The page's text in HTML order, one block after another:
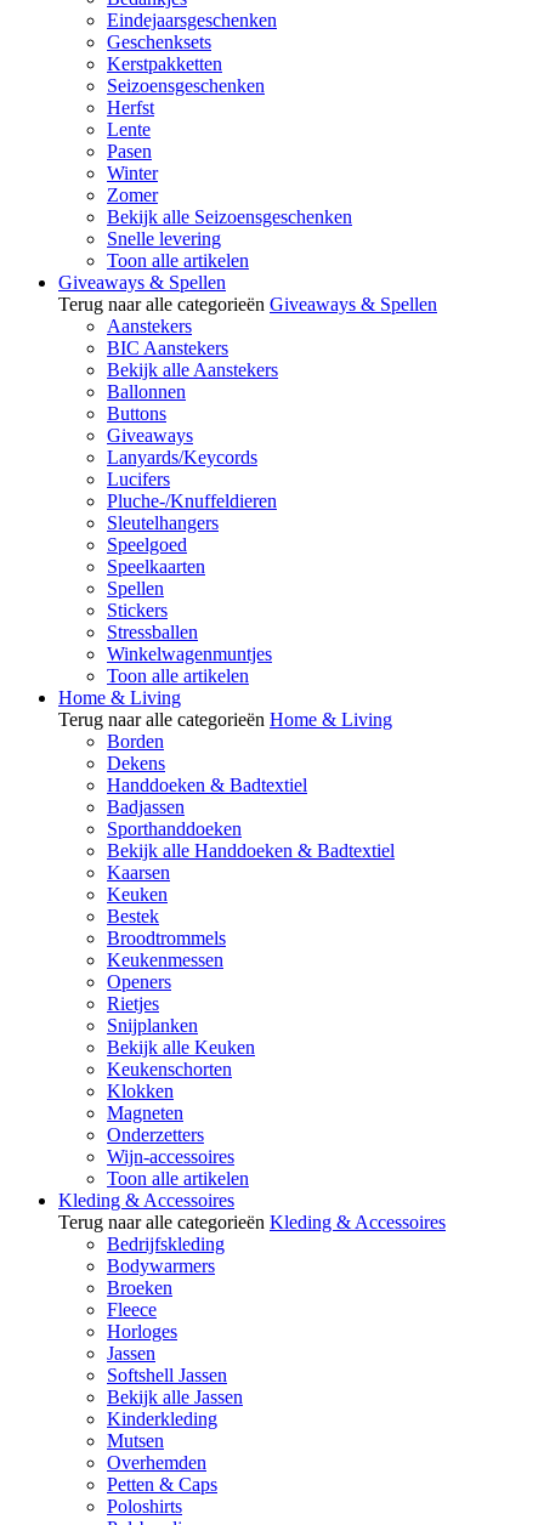
Eindejaarsgeschenken
Geschenksets
Kerstpakketten
Seizoensgeschenken
Herfst
Lente
Pasen
Winter
Zomer
Bekijk alle Seizoensgeschenken
Snelle levering
Toon alle artikelen
Giveaways & Spellen
Terug naar alle categorieën Giveaways & Spellen
Aanstekers
BIC Aanstekers
Bekijk alle Aanstekers
Ballonnen
Buttons
Giveaways
Lanyards/Keycords
Lucifers
Pluche-/Knuffeldieren
Sleutelhangers
Speelgoed
Speelkaarten
Spellen
Stickers
Stressballen
Winkelwagenmuntjes
Toon alle artikelen
Home & Living
Terug naar alle categorieën Home & Living
Borden
Dekens
Handdoeken & Badtextiel
Badjassen
Sporthanddoeken
Bekijk alle Handdoeken & Badtextiel
Kaarsen
Keuken
Bestek
Broodtrommels
Keukenmessen
Openers
Rietjes
Snijplanken
Bekijk alle Keuken
Keukenschorten
Klokken
Magneten
Onderzetters
Wijn-accessoires
Toon alle artikelen
Kleding & Accessoires
Terug naar alle categorieën Kleding & Accessoires
Bedrijfskleding
Bodywarmers
Broeken
Fleece
Horloges
Jassen
Softshell Jassen
Bekijk alle Jassen
Kinderkleding
Mutsen
Overhemden
Petten & Caps
Poloshirts